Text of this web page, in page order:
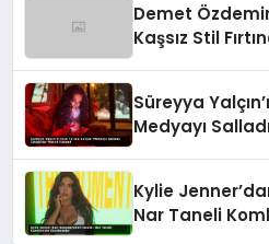
Demet
Kaşsız Stil
Süreyya
Medyayı
Kylie
Nar Taneli